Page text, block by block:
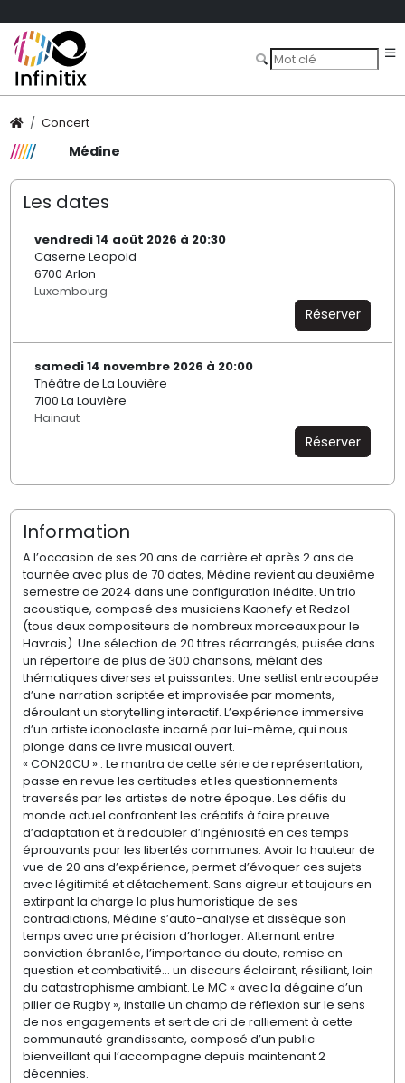
Concert
Médine
Les dates
vendredi 14 août 2026 à 20:30
Caserne Leopold
6700 Arlon
Luxembourg
Réserver
samedi 14 novembre 2026 à 20:00
Théâtre de La Louvière
7100 La Louvière
Hainaut
Réserver
Information
A l’occasion de ses 20 ans de carrière et après 2 ans de
tournée avec plus de 70 dates, Médine revient au deuxième
semestre de 2024 dans une configuration inédite. Un trio
acoustique, composé des musiciens Kaonefy et Redzol
(tous deux compositeurs de nombreux morceaux pour le
Havrais). Une sélection de 20 titres réarrangés, puisée dans
un répertoire de plus de 300 chansons, mêlant des
thématiques diverses et puissantes. Une setlist entrecoupée
d’une narration scriptée et improvisée par moments,
déroulant un storytelling interactif. L’expérience immersive
d’un artiste iconoclaste incarné par lui-même, qui nous
plonge dans ce livre musical ouvert.
« CON20CU » : Le mantra de cette série de représentation,
passe en revue les certitudes et les questionnements
traversés par les artistes de notre époque. Les défis du
monde actuel confrontent les créatifs à faire preuve
d’adaptation et à redoubler d’ingéniosité en ces temps
éprouvants pour les libertés communes. Avoir la hauteur de
vue de 20 ans d’expérience, permet d’évoquer ces sujets
avec légitimité et détachement. Sans aigreur et toujours en
extirpant la charge la plus humoristique de ses
contradictions, Médine s’auto-analyse et dissèque son
temps avec une précision d’horloger. Alternant entre
conviction ébranlée, l’importance du doute, remise en
question et combativité… un discours éclairant, résiliant, loin
du catastrophisme ambiant. Le MC « avec la dégaine d’un
pilier de Rugby », installe un champ de réflexion sur le sens
de nos engagements et sert de cri de ralliement à cette
communauté grandissante, composé d’un public
bienveillant qui l’accompagne depuis maintenant 2
décennies.